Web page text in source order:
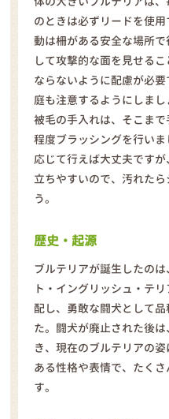
のときは必ずリードを使
動は柵がある安全な場所
して攻撃的な面を見せる
ならないように配慮が必
庭も注意するようにしまし
被毛の手入れは、そこま
程度ブラッシングを行い
応じて行えば大丈夫です
立ちやすいので、汚れた
う。
歴史・起源
ブルテリアが誕生したの
ト・イングリッシュ・テ
配し、勇敢な闘犬として
た。闘犬が廃止された後
き、現在のブルテリアの
ある性格や表情で、たく
す。